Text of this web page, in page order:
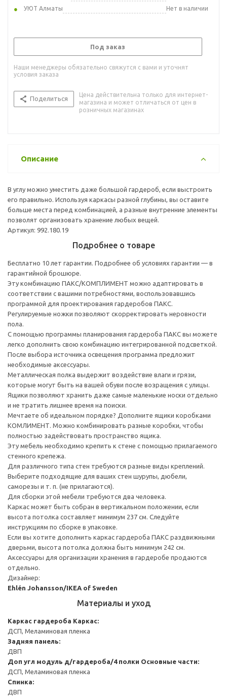
УЮТ Алматы
Нет в наличии
Под заказ
Наши менеджеры обязательно свяжутся с вами и уточнят
условия заказа
Поделиться
Цена действительна только для интернет-
магазина и может отличаться от цен в
розничных магазинах
Описание
В углу можно уместить даже большой гардероб, если выстроить
его правильно. Используя каркасы разной глубины, вы оставите
больше места перед комбинацией, а разные внутренние элементы
позволят организовать хранение любых вещей.
Артикул: 992.180.19
Подробнее о товаре
Бесплатно 10 лет гарантии. Подробнее об условиях гарантии — в
гарантийной брошюре.
Эту комбинацию ПАКС/КОМПЛИМЕНТ можно адаптировать в
соответствии с вашими потребностями, воспользовавшись
программой для проектирования гардеробов ПАКС.
Регулируемые ножки позволяют скорректировать неровности
пола.
С помощью программы планирования гардероба ПАКС вы можете
легко дополнить свою комбинацию интегрированной подсветкой.
После выбора источника освещения программа предложит
необходимые аксессуары.
Металлическая полка выдержит воздействие влаги и грязи,
которые могут быть на вашей обуви после возращения с улицы.
Ящики позволяют хранить даже самые маленькие носки отдельно
и не тратить лишнее время на поиски.
Мечтаете об идеальном порядке? Дополните ящики коробками
КОМЛИМЕНТ. Можно комбинировать разные коробки, чтобы
полностью задействовать пространство ящика.
Эту мебель необходимо крепить к стене с помощью прилагаемого
стенного крепежа.
Для различного типа стен требуются разные виды креплений.
Выберите подходящие для ваших стен шурупы, дюбели,
саморезы и т. п. (не прилагаются).
Для сборки этой мебели требуются два человека.
Каркас может быть собран в вертикальном положении, если
высота потолка составляет минимум 237 см. Следуйте
инструкциям по сборке в упаковке.
Если вы хотите дополнить каркас гардероба ПАКС раздвижными
дверьми, высота потолка должна быть минимум 242 см.
Аксессуары для организации хранения в гардеробе продаются
отдельно.
Дизайнер:
Ehlén Johansson/IKEA of Sweden
Материалы и уход
Каркас гардероба Каркас:
ДСП, Меламиновая пленка
Задняя панель:
ДВП
Доп угл модуль д/гардероба/4 полки Основные части:
ДСП, Меламиновая пленка
Спинка:
ДВП